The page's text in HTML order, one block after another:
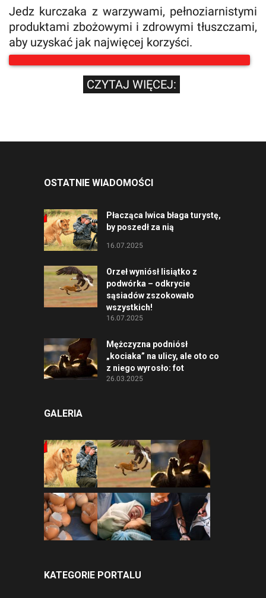
Jedz kurczaka z warzywami, pełnoziarnistymi
produktami zbożowymi i zdrowymi tłuszczami,
aby uzyskać jak najwięcej korzyści.
CZYTAJ WIĘCEJ:
OSTATNIE WIADOMOŚCI
Płacząca lwica błaga turystę,
by poszedł za nią
16.07.2025
Orzeł wyniósł lisiątko z
podwórka – odkrycie
sąsiadów zszokowało
wszystkich!
16.07.2025
Mężczyzna podniósł
„kociaka” na ulicy, ale oto co
z niego wyrosło: fot
26.03.2025
GALERIA
KATEGORIE PORTALU